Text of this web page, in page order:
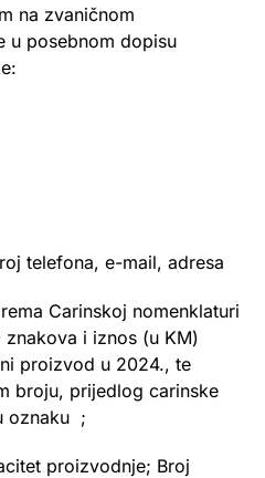
na zvaničnom
u posebnom dopisu
e-mail, adresa
Carinskoj nomenklaturi
i iznos (u KM)
proizvod u 2024., te
broju, prijedlog carinske
oznaku ;
proizvodnje; Broj